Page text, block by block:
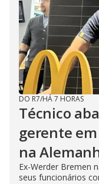
DO R7/HÁ 7 HORAS
Técnico
gerente
na
Ex-Werder Bremen
seus funcionários